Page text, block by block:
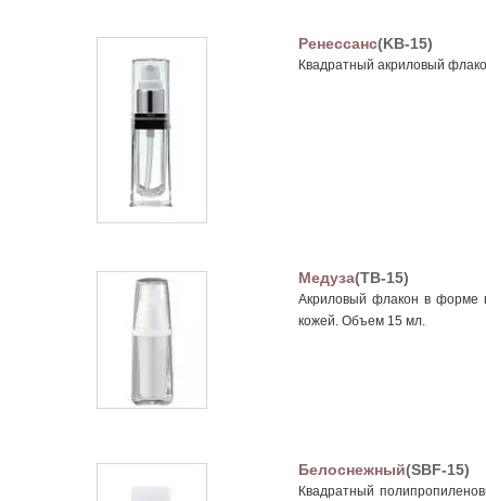
Ренессанс(KB-15)
Квадратный акриловый
Медуза(TB-15)
Акриловый флакон в форме
кожей. Объем 15 мл.
Белоснежный(SBF-15)
Квадратный